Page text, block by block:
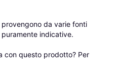
da varie fonti
indicative.
con questo prodotto? Per